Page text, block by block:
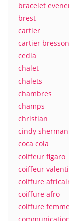
bracelet
brest
cartier
cartier bresson
cedia
chalet
chalets
chambres
champs
christian
cindy sherman
coca cola
coiffeur figaro
coiffeur
coiffure
coiffure afro
coiffure